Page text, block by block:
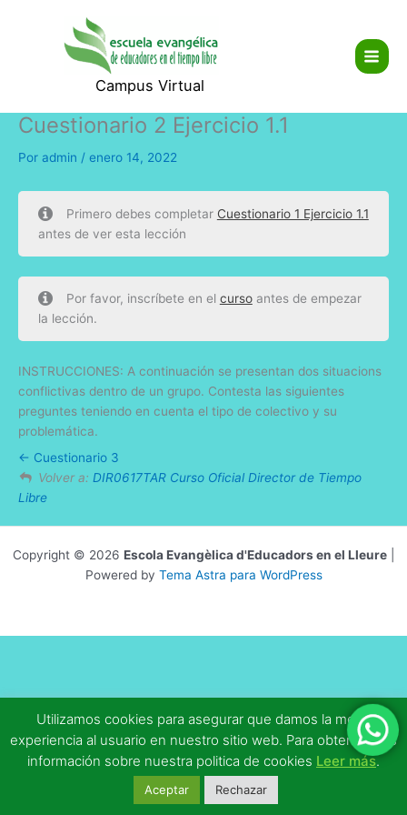
Campus Virtual
Cuestionario 2 Ejercicio 1.1
Por admin / enero 14, 2022
Primero debes completar Cuestionario 1 Ejercicio 1.1
antes de ver esta lección
Por favor, inscríbete en el cursoantes de empezar
la lección.
INSTRUCCIONES: A continuación se presentan dos situacions
conflictivas dentro de un grupo. Contesta las siguientes
preguntes teniendo en cuenta el tipo de colectivo y su
problemática.
Cuestionario 3
Volver a: DIR0617TAR Curso Oficial Director de Tiempo
Libre
Copyright © 2026 Escola Evangèlica d'Educadors en el Lleure
Powered by Tema Astra para WordPress
Utilizamos cookies para asegurar que damos la mejor
experiencia al usuario en nuestro sitio web. Para obtener más
información sobre nuestra politica de cookies Leer más.
Aceptar Rechazar